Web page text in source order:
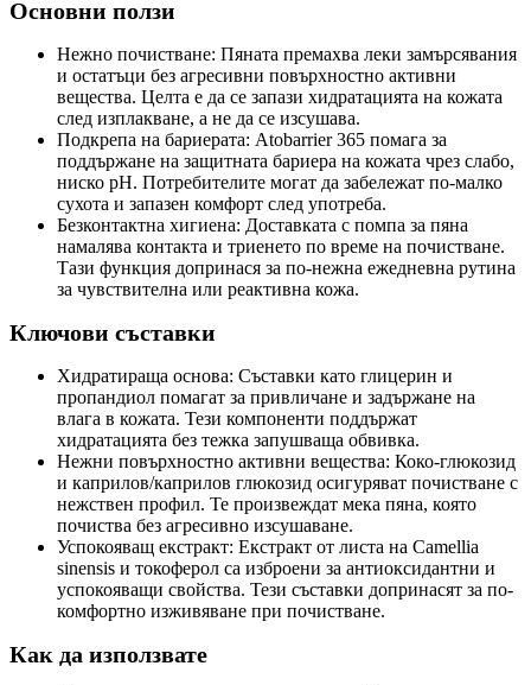
Основни ползи
Нежно почистване: Пяната премахва леки замърсявания
и остатъци без агресивни повърхностно активни
вещества. Целта е да се запази хидратацията на кожата
след изплакване, а не да се изсушава.
Подкрепа на бариерата: Atobarrier 365 помага за
поддържане на защитната бариера на кожата чрез слабо,
ниско pH. Потребителите могат да забележат по-малко
сухота и запазен комфорт след употреба.
Безконтактна хигиена: Доставката с помпа за пяна
намалява контакта и триенето по време на почистване.
Тази функция допринася за по-нежна ежедневна рутина
за чувствителна или реактивна кожа.
Ключови съставки
Хидратираща основа: Съставки като глицерин и
пропандиол помагат за привличане и задържане на
влага в кожата. Тези компоненти поддържат
хидратацията без тежка запушваща обвивка.
Нежни повърхностно активни вещества: Коко-глюкозид
и каприлов/каприлов глюкозид осигуряват почистване с
нежствен профил. Те произвеждат мека пяна, която
почиства без агресивно изсушаване.
Успокояващ екстракт: Екстракт от листа на Camellia
sinensis и токоферол са изброени за антиоксидантни и
успокояващи свойства. Тези съставки допринасят за по-
комфортно изживяване при почистване.
Как да използвате